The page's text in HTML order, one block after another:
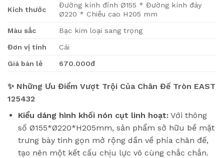
Kích thước
Đường kính đỉnh Ø155 * Đường kính đáy
Ø220 * Chiều cao H205 mm
Màu sắc Bạc kim loại sang trọng
Đơn vị tính Cái
Giá bán lẻ 670.000đ
✨ Những Ưu Điểm Vượt Trội Của Chân Đế Tròn EAST
125432
Kiểu dáng hình khối nón cụt linh hoạt:Với thông
số Ø155*Ø220*H205mm, sản phẩm sở hữu bề mặt
trưng bày tinh gọn mở rộng dần về phía chân đế,
tạo nên một kết cấu chịu lực vô cùng chắc chắn.